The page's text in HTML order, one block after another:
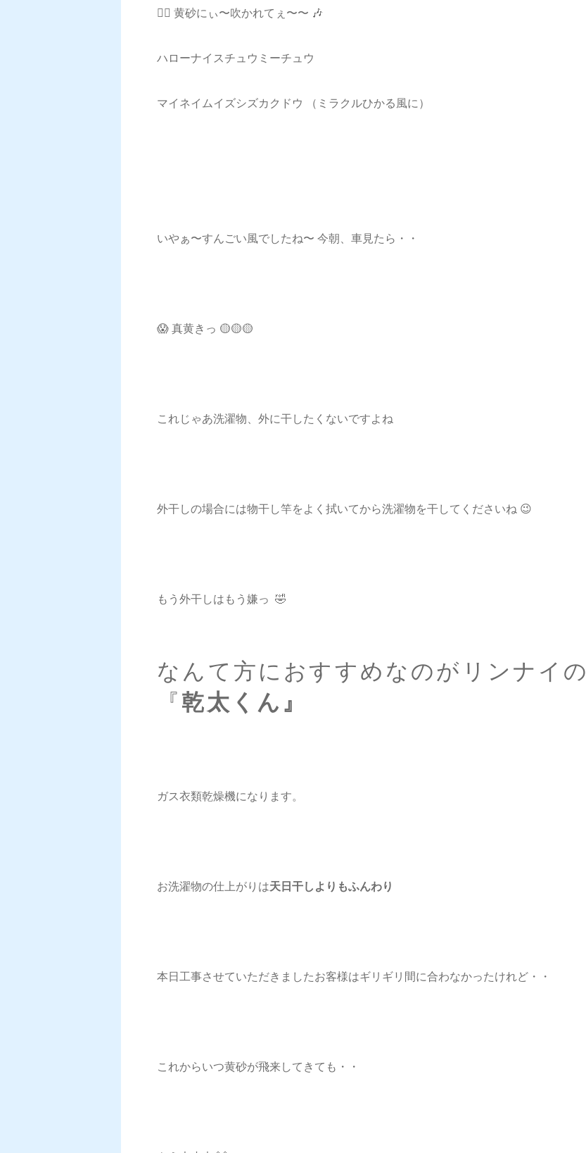
👱‍♀️ 黄砂にぃ〜吹かれてぇ〜〜 🎶
ハローナイスチュウミーチュウ
マイネイムイズシズカクドウ （ミラクルひかる風に）
いやぁ〜すんごい風でしたね〜 今朝、車見たら・・
😱 真黄きっ 🟡🟡🟡
これじゃあ洗濯物、外に干したくないですよね
外干しの場合には物干し竿をよく拭いてから洗濯物を干してくださいね 😉
もう外干しはもう嫌っ 🤣
なんて方におすすめなのがリンナイの
『乾太くん』
ガス衣類乾燥機になります。
お洗濯物の仕上がりは天日干しよりもふんわり
本日工事させていただきましたお客様はギリギリ間に合わなかったけれど・・
これからいつ黄砂が飛来してきても・・